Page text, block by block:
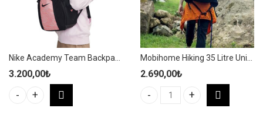
3.200,00₺
Nike Academy Team Backpack 30L Siyah/Pembe Yağmurluklu
2.690,00₺
Mobihome Hiking 35 Litre